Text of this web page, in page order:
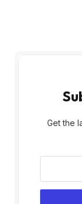
Get the